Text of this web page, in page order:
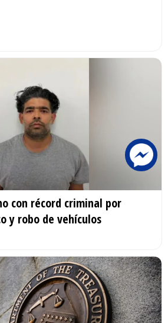
con récord criminal por
y robo de vehículos